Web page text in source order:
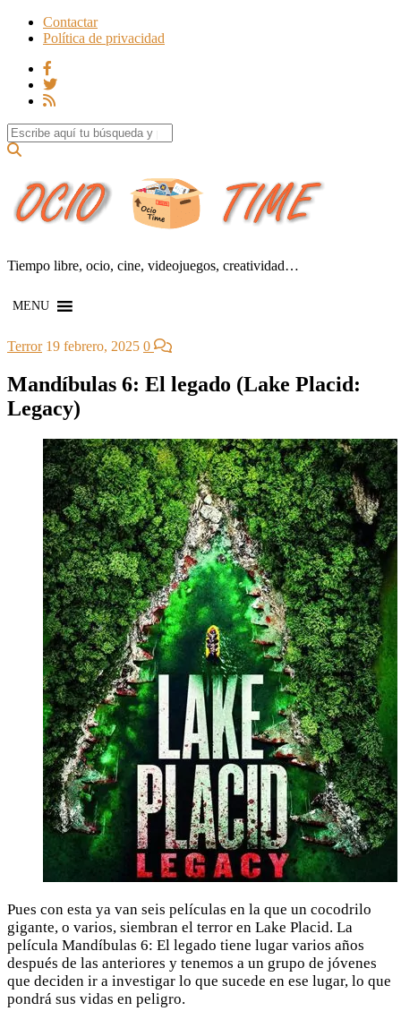
Contactar
Política de privacidad
Search for:
Tiempo libre, ocio, cine, videojuegos, creatividad…
MENU
Terror 19 febrero, 2025 0
Mandíbulas 6: El legado (Lake Placid:
Legacy)
Pues con esta ya van seis películas en la que un cocodrilo
gigante, o varios, siembran el terror en Lake Placid. La
película Mandíbulas 6: El legado tiene lugar varios años
después de las anteriores y tenemos a un grupo de jóvenes
que deciden ir a investigar lo que sucede en ese lugar, lo que
pondrá sus vidas en peligro.